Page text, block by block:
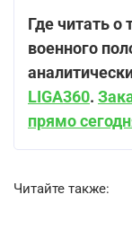
Где читать о
военного
LIGA360.
прямо
Читайте также: